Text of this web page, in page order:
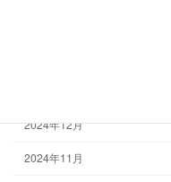
2024年12月
2024年11月